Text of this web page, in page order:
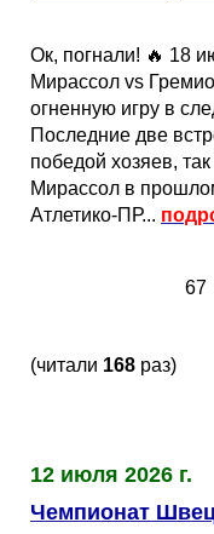
Ок, погнали! 🔥 18
Мирассол vs
огненную игру в
Последние две
победой хозяев,
Мирассол в
Атлетико-ПР...
67
(читали 168 раз)
12 июля 2026 г.
Чемпионат